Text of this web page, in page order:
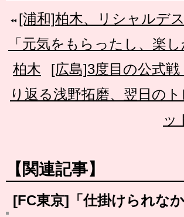
[浦和]柏木、リシャルデ
「元気をもらったし、楽
柏木
[広島]3度目の公式
り返る浅野拓磨、翌日の
ッ
【関連記事】
[FC東京]「仕掛けられな